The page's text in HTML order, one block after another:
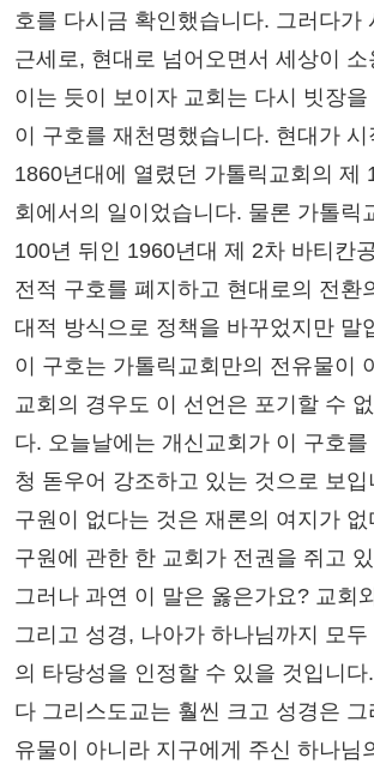
호를 다시금 확인했습니다. 그러다가
근세로, 현대로 넘어오면서 세상이
이는 듯이 보이자 교회는 다시 빗장을
이 구호를 재천명했습니다. 현대가 시
1860년대에 열렸던 가톨릭교회의 제
회에서의 일이었습니다. 물론 가톨릭
100년 뒤인 1960년대 제 2차 바티칸
전적 구호를 폐지하고 현대로의 전환
대적 방식으로 정책을 바꾸었지만 말
이 구호는 가톨릭교회만의 전유물이
교회의 경우도 이 선언은 포기할 수
다. 오늘날에는 개신교회가 이 구호
청 돋우어 강조하고 있는 것으로 보입
구원이 없다는 것은 재론의 여지가
구원에 관한 한 교회가 전권을 쥐고
그러나 과연 이 말은 옳은가요? 교회
그리고 성경, 나아가 하나님까지 모
의 타당성을 인정할 수 있을 것입니
다 그리스도교는 훨씬 크고 성경은 그
유물이 아니라 지구에게 주신 하나님